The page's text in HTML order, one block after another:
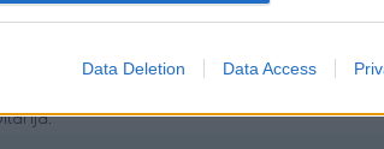
Data Deletion Data Access